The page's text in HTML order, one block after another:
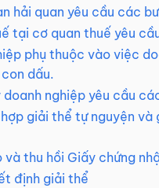
hải quan yêu cầu các
tại cơ quan thuế yêu
phụ thuộc vào việc
dấu.
nghiệp yêu cầu
giải thể tự nguyện và
thu hồi Giấy chứng
định giải thể